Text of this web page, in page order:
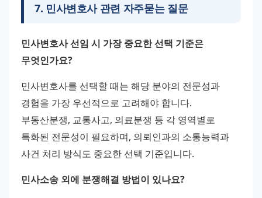
7. 민사변호사 관련 자주묻는 질문
민사변호사 선임 시 가장 중요한 선택 기준은
무엇인가요?
민사변호사를 선택할 때는 해당 분야의 전문성과
경험을 가장 우선적으로 고려해야 합니다.
부동산분쟁, 교통사고, 의료분쟁 등 각 영역별로
특화된 전문성이 필요하며, 의뢰인과의 소통능력과
사건 처리 방식도 중요한 선택 기준입니다.
민사소송 외에 분쟁해결 방법이 있나요?